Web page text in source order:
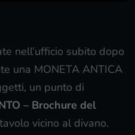
nell’ufficio subito dopo
una MONETA ANTICA
un punto di
– Brochure del
vicino al divano.